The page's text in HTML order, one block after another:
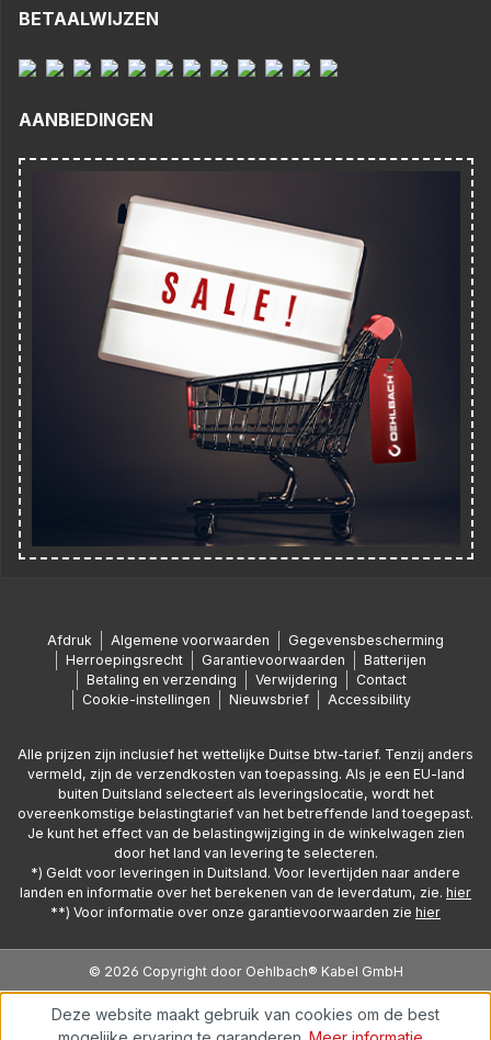
BETAALWIJZEN
AANBIEDINGEN
Afdruk Algemene voorwaarden
Gegevensbescherming
Herroepingsrecht
Garantievoorwaarden
Batterijen
Betaling en verzending
Verwijdering
Contact
Cookie-instellingen
Nieuwsbrief Accessibility
Alle prijzen zijn inclusief het wettelijke Duitse btw-tarief. Tenzij anders
vermeld, zijn de verzendkosten van toepassing. Als je een EU-land
buiten Duitsland selecteert als leveringslocatie, wordt het
overeenkomstige belastingtarief van het betreffende land toegepast.
Je kunt het effect van de belastingwijziging in de winkelwagen zien
door het land van levering te selecteren.
*) Geldt voor leveringen in Duitsland. Voor levertijden naar andere
landen en informatie over het berekenen van de leverdatum, zie. hier
**) Voor informatie over onze garantievoorwaarden zie hier
© 2026 Copyright door Oehlbach® Kabel GmbH
Deze website maakt gebruik van cookies om de best